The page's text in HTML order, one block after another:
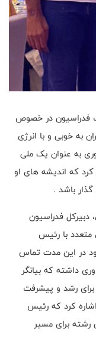
فدراسیون در خصوص
به خوبی و با انرژی
به عنوان یک ملی
که اندیشه های او
باشد .
فدراسیون
متعدد با رئیس
در این مدت تماس
داشته که بیانگر
رشد و پیشرفت
کرد که رئیس
رشته برای مسیر